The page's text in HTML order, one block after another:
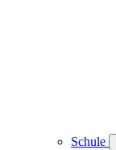
Schule